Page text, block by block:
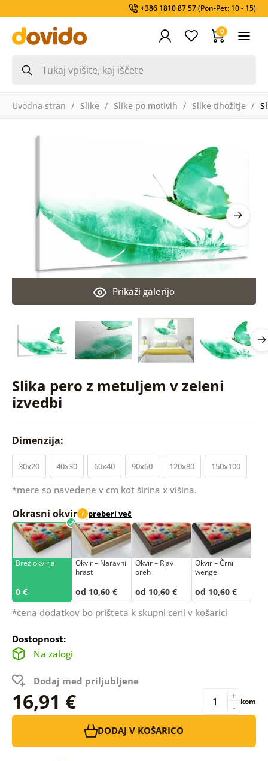
+386 1810 87 57(Pon-Pet: 10 - 15)
0
Uvodna stran Slike Slike po motivih Slike tihožitje
Slika pero z metuljem v zeleni
izvedbi
Prikaži galerijo
Dimenzija:
30x20 40x30 60x40 90x60 120x80 150x100
*mere so navedene v cm kot širina x višina.
Okrasni okvir i preberi več
Brez okvirja
0 €
Okvir – Naravni
hrast
od 10,60 €
Okvir – Rjav
oreh
od 10,60 €
Okvir – Črni
wenge
od 10,60 €
*cena dodatkov bo prišteta k skupni ceni v košarici
Dostopnost:
Na zalogi
Dodaj med priljubljene
16,91 € -
+ kom
DODAJ V KOŠARICO